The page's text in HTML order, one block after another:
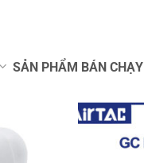
SẢN PHẨM BÁN CHẠY